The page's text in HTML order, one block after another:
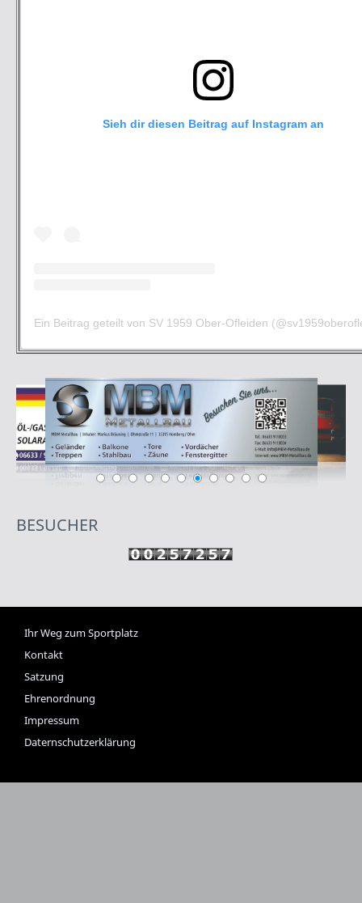
Sieh dir diesen Beitrag auf Instagram an
Ein Beitrag geteilt von SV 1959 Ober-Ofleiden
BESUCHER
Ihr Weg zum Sportplatz
Kontakt
Satzung
Ehrenordnung
Impressum
Daternschutzerklärung